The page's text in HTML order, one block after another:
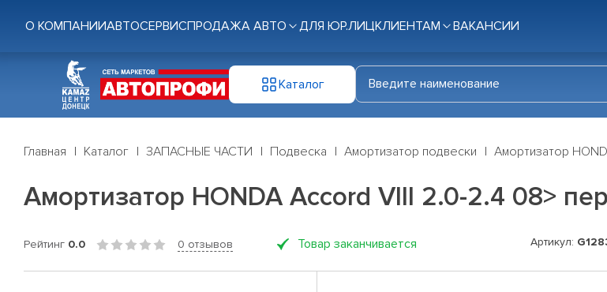
О КОМПАНИИАВТОСЕРВИСПРОДАЖА АВТО ДЛЯ ЮР.ЛИЦКЛИЕНТАМ ВАКАНСИИ
Каталог
Главная Каталог ЗАПАСНЫЕ ЧАСТИ Подвеска Амортизатор подвески Амортизатор
Амортизатор HONDA Accord VIII 2.0-2.4 08>
Рейтинг 0.0 0 отзывов Товар заканчивается Артикул: